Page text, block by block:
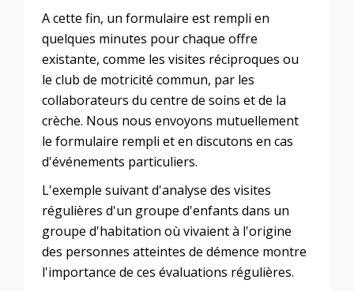
A cette fin, un formulaire est rempli en
quelques minutes pour chaque offre
existante, comme les visites réciproques ou
le club de motricité commun, par les
collaborateurs du centre de soins et de la
crèche. Nous nous envoyons mutuellement
le formulaire rempli et en discutons en cas
d'événements particuliers.
L'exemple suivant d'analyse des visites
régulières d'un groupe d'enfants dans un
groupe d'habitation où vivaient à l'origine
des personnes atteintes de démence montre
l'importance de ces évaluations régulières.